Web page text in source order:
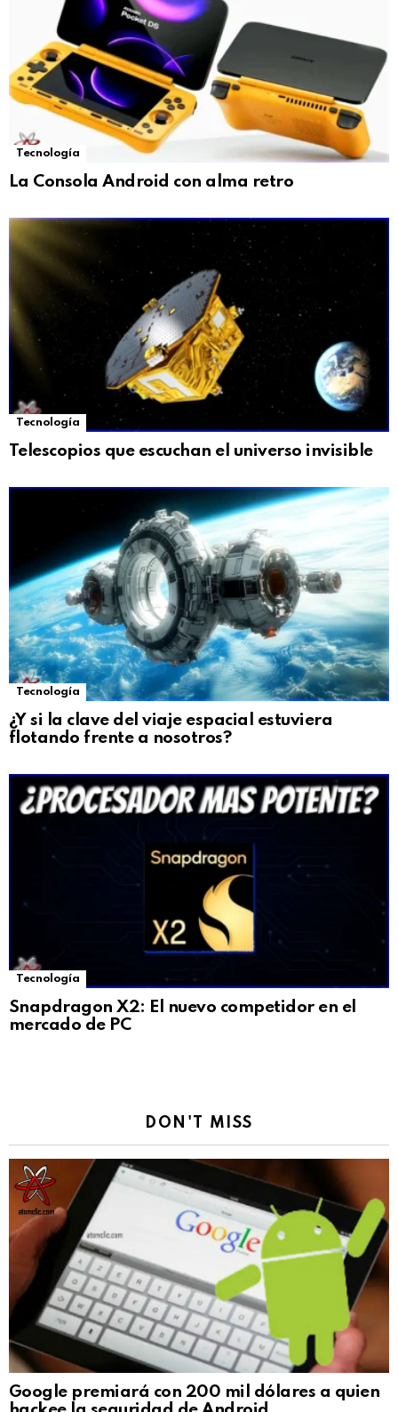
Tecnología
La Consola Android con alma retro
Tecnología
Telescopios que escuchan el universo invisible
Tecnología
¿Y si la clave del viaje espacial estuviera
flotando frente a nosotros?
Tecnología
Snapdragon X2: El nuevo competidor en el
mercado de PC
DON'T MISS
Google premiará con 200 mil dólares a quien